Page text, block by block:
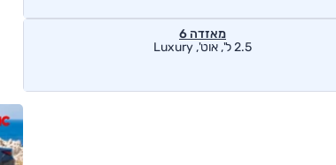
מאזדה 6
2.5 ל', אוט', Luxury